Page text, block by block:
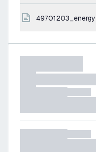
49701203_energy